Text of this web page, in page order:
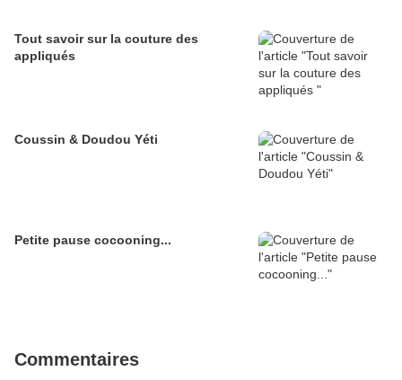
Tout savoir sur la couture des
appliqués
Coussin & Doudou Yéti
Petite pause cocooning...
Commentaires